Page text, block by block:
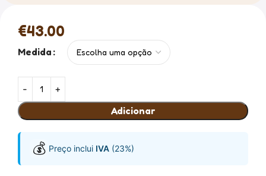
€43.00
Medida
Adicionar
💰 Preço inclui IVA (23%)